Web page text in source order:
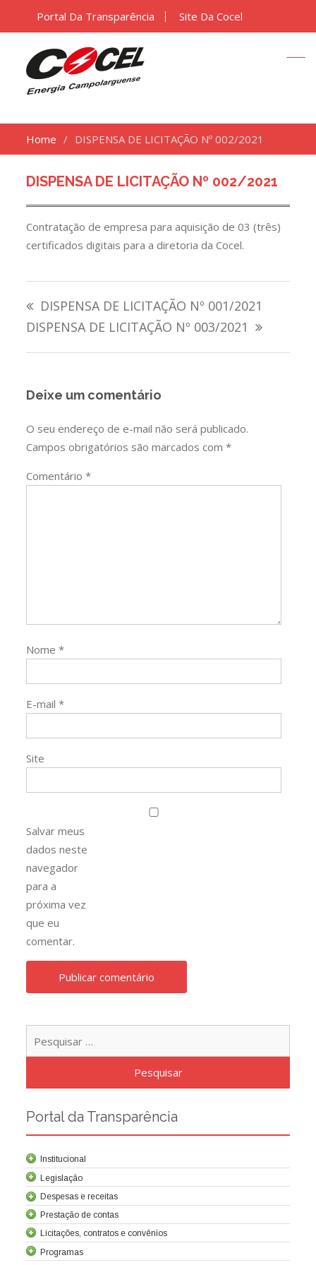
Portal Da Transparência Site Da Cocel
Home DISPENSA DE LICITAÇÃO Nº 002/2021
DISPENSA DE LICITAÇÃO Nº 002/2021
Contratação de empresa para aquisição de 03 (três)
certificados digitais para a diretoria da Cocel.
DISPENSA DE LICITAÇÃO Nº 001/2021
DISPENSA DE LICITAÇÃO Nº 003/2021
Deixe um comentário
O seu endereço de e-mail não será publicado.
Campos obrigatórios são marcados com*
Comentário*
Nome*
E-mail*
Site
Salvar meus
dados neste
navegador
para a
próxima vez
que eu
comentar.
Portal da Transparência
Institucional
Legislação
Leis relacionadas
Despesas e receitas
Prestação de contas
Licitações, contratos e convênios
Programas